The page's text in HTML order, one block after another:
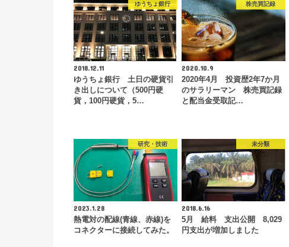
ゆうちょ銀行
2018.12.11
ゆうちょ銀行 土日の硬貨引
き出しについて（500円硬
貨，100円硬貨，5…
株売買記録
2020.10.9
2020年4月 投資歴2年7か月
のサラリーマン 株売買記録
と配当金受取記…
研究・技術
2023.1.28
熱電対の配線(青線、赤線)を
コネクターに接続してみた。
未分類
2018.6.16
5月 給料 支出公開 8,029
円支出が増加しました